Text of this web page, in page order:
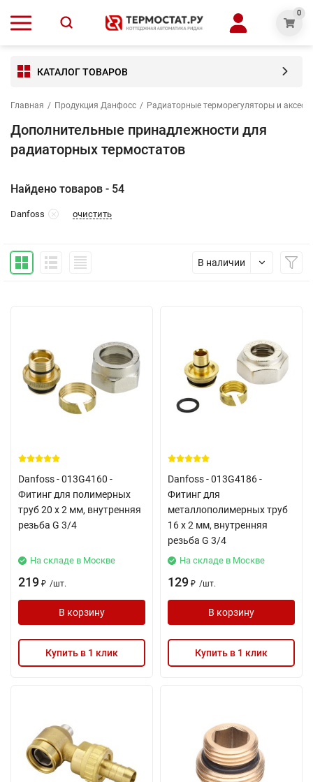
0
КАТАЛОГ ТОВАРОВ
Главная / Продукция Данфосс / Радиаторные терморегуляторы и
Дополнительные принадлежности для
радиаторных термостатов
Найдено товаров - 54
Danfoss очистить
В наличии
Danfoss - 013G4160 -
Фитинг для полимерных
труб 20 x 2 мм, внутренняя
резьба G 3/4
На складе в Москве
219 ₽ /шт.
В корзину
Купить в 1 клик
Danfoss - 013G4186 -
Фитинг для
металлополимерных труб
16 x 2 мм, внутренняя
резьба G 3/4
На складе в Москве
129 ₽ /шт.
В корзину
Купить в 1 клик